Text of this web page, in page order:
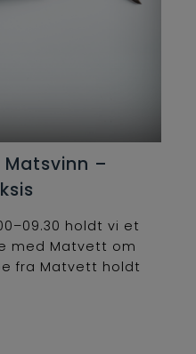
–
holdt vi et
med Matvett om
fra Matvett holdt